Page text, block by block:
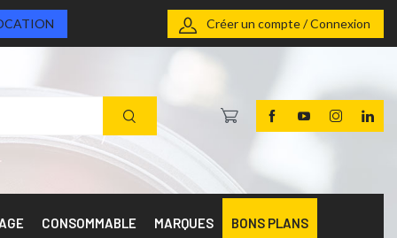
Créer un compte / Connexion
CONSOMMABLE MARQUES BONS PLANS